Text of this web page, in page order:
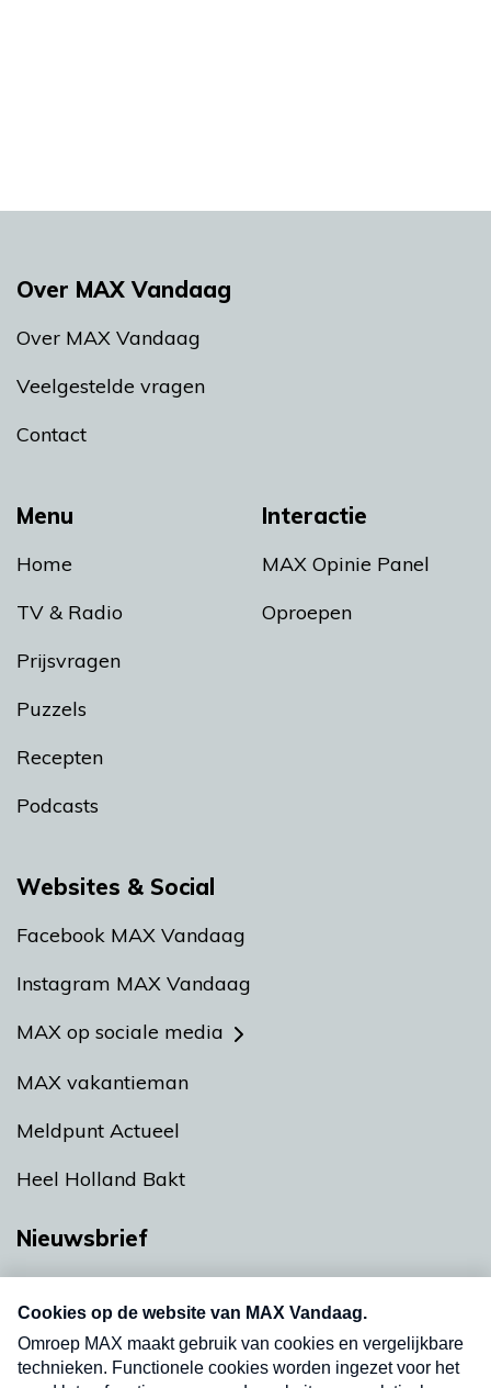
Menu
Home
TV & Radio
Prijsvragen
Puzzels
Recepten
Podcasts
Interactie
MAX Opinie Panel
Oproepen
Over MAX Vandaag
Over MAX Vandaag
Veelgestelde vragen
Contact
Websites & Social
Facebook MAX Vandaag
Instagram MAX Vandaag
MAX op sociale media
MAX vakantieman
Meldpunt Actueel
Heel Holland Bakt
Nieuwsbrief
nieuwsbrief. Elke vrijdag- en dinsdagochtend in
uw mailbox.